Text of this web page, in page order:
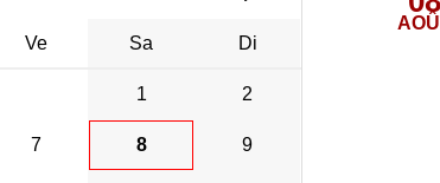
Ve Sa Di
1 2
7 8 9